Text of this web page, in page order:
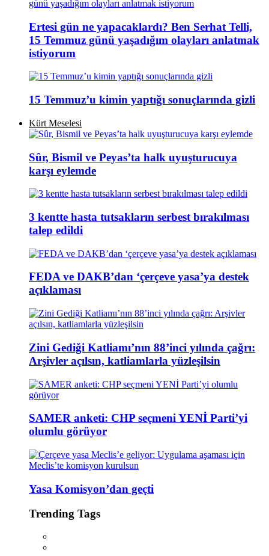
Ertesi gün ne yapacaklardı? Ben Serhat Telli,
15 Temmuz günü yaşadığım olayları anlatmak
istiyorum
15 Temmuz’u kimin yaptığı sonuçlarında gizli
Kürt Meselesi
Sûr, Bismil ve Peyas’ta halk uyuşturucuya
karşı eylemde
3 kentte hasta tutsakların serbest bırakılması
talep edildi
FEDA ve DAKB’dan ‘çerçeve yasa’ya destek
açıklaması
Zini Gediği Katliamı’nın 88’inci yılında çağrı:
Arşivler açılsın, katliamlarla yüzleşilsin
SAMER anketi: CHP seçmeni YENİ Parti’yi
olumlu görüyor
Yasa Komisyon’dan geçti
Trending Tags